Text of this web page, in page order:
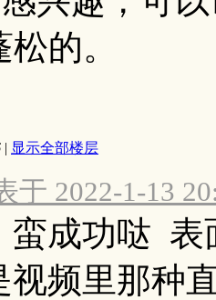
的。
| 显示全部楼层
于 2022-1-13
蛮成功哒
视频里那种